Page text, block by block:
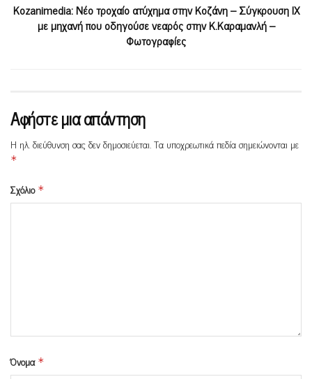
Kozanimedia: Νέο τροχαίο ατύχημα στην Κοζάνη – Σύγκρουση ΙΧ
με μηχανή που οδηγούσε νεαρός στην Κ.Καραμανλή –
Φωτογραφίες
Αφήστε μια απάντηση
Η ηλ. διεύθυνση σας δεν δημοσιεύεται.Τα υποχρεωτικά πεδία σημειώνονται με
*
Σχόλιο *
Όνομα *